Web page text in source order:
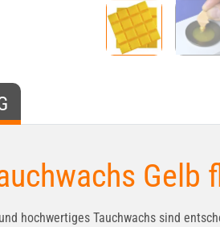
und hochwertiges Tauchwachs sind